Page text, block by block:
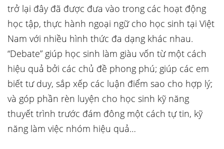
trở lại đây đã được đưa vào trong các hoạt động
học tập, thực hành ngoại ngữ cho học sinh tại Việt
Nam với nhiều hình thức đa dạng khác nhau.
“Debate” giúp học sinh làm giàu vốn từ một cách
hiệu quả bởi các chủ đề phong phú; giúp các em
biết tư duy, sắp xếp các luận điểm sao cho hợp lý;
và góp phần rèn luyện cho học sinh kỹ năng
thuyết trình trước đám đông một cách tự tin, kỹ
năng làm việc nhóm hiệu quả…